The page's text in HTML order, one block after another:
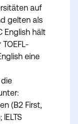
auf
gelten als
English hält
eine
(B2 First,